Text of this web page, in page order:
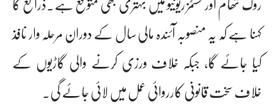
کہنا ہے کہ یہ منصوبہ آئندہ مالی سال کے دوران مرحلہ وار نافذ
کیا جائے گا، جبکہ خلاف ورزی کرنے والی گاڑیوں کے
خلاف سخت قانونی کارروائی عمل میں لائی جائے گی۔